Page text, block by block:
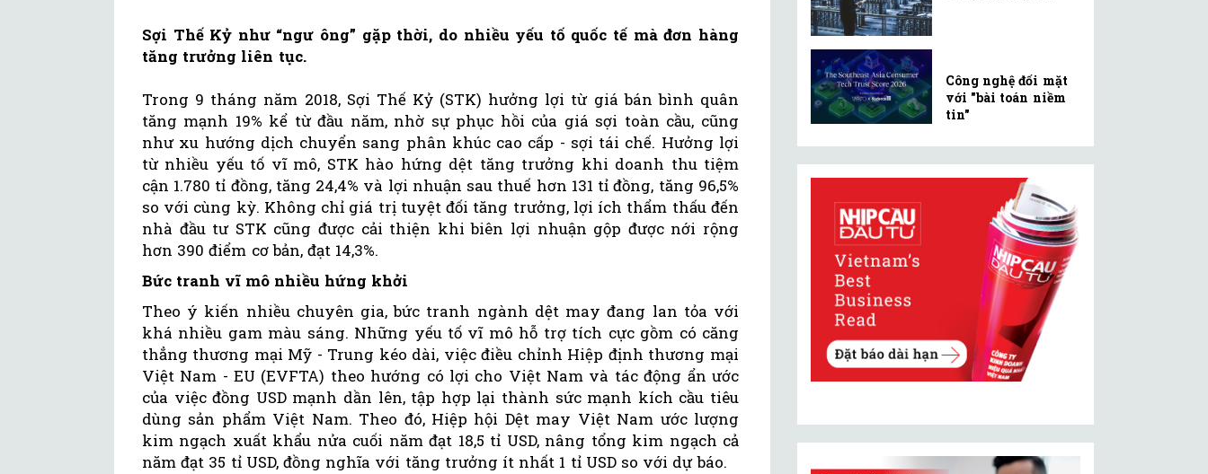
Sợi Thế Kỷ như “ngư ông” gặp thời, do nhiều yếu tố quốc tế mà đơn hàng
tăng trưởng liên tục.
Trong 9 tháng năm 2018, Sợi Thế Kỷ (STK) hưởng lợi từ giá bán bình quân
tăng mạnh 19% kể từ đầu năm, nhờ sự phục hồi của giá sợi toàn cầu, cũng
như xu hướng dịch chuyển sang phân khúc cao cấp - sợi tái chế. Hưởng lợi
từ nhiều yếu tố vĩ mô, STK hào hứng dệt tăng trưởng khi doanh thu tiệm
cận 1.780 tỉ đồng, tăng 24,4% và lợi nhuận sau thuế hơn 131 tỉ đồng, tăng 96,5%
so với cùng kỳ. Không chỉ giá trị tuyệt đối tăng trưởng, lợi ích thẩm thấu đến
nhà đầu tư STK cũng được cải thiện khi biên lợi nhuận gộp được nới rộng
hơn 390 điểm cơ bản, đạt 14,3%.
Bức tranh vĩ mô nhiều hứng khởi
Theo ý kiến nhiều chuyên gia, bức tranh ngành dệt may đang lan tỏa với
khá nhiều gam màu sáng. Những yếu tố vĩ mô hỗ trợ tích cực gồm có căng
thẳng thương mại Mỹ - Trung kéo dài, việc điều chỉnh Hiệp định thương mại
Việt Nam - EU (EVFTA) theo hướng có lợi cho Việt Nam và tác động ẩn ước
của việc đồng USD mạnh dần lên, tập hợp lại thành sức mạnh kích cầu tiêu
dùng sản phẩm Việt Nam. Theo đó, Hiệp hội Dệt may Việt Nam ước lượng
kim ngạch xuất khẩu nửa cuối năm đạt 18,5 tỉ USD, nâng tổng kim ngạch cả
năm đạt 35 tỉ USD, đồng nghĩa với tăng trưởng ít nhất 1 tỉ USD so với dự báo.
Công nghệ đối mặt
với "bài toán niềm
tin"